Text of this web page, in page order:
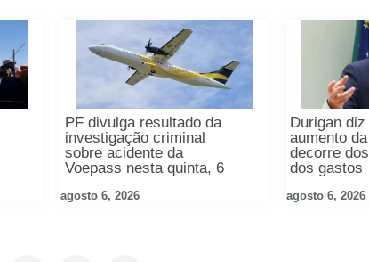
PF divulga resultado da
investigação criminal
sobre acidente da
Voepass nesta quinta, 6
agosto 6, 2026
Durigan diz
aumento
decorre
dos gastos
agosto 6, 2026